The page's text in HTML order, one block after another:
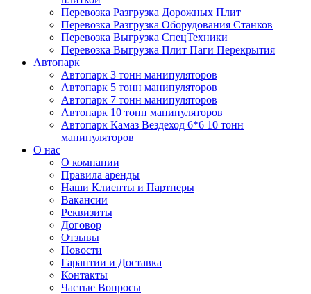
Перевозка Разгрузка Дорожных Плит
Перевозка Разгрузка Оборудования Станков
Перевозка Выгрузка СпецТехники
Перевозка Выгрузка Плит Паги Перекрытия
Автопарк
Автопарк 3 тонн манипуляторов
Автопарк 5 тонн манипуляторов
Автопарк 7 тонн манипуляторов
Автопарк 10 тонн манипуляторов
Автопарк Камаз Вездеход 6*6 10 тонн
манипуляторов
О нас
О компании
Правила аренды
Наши Клиенты и Партнеры
Вакансии
Реквизиты
Договор
Отзывы
Новости
Гарантии и Доставка
Контакты
Частые Вопросы